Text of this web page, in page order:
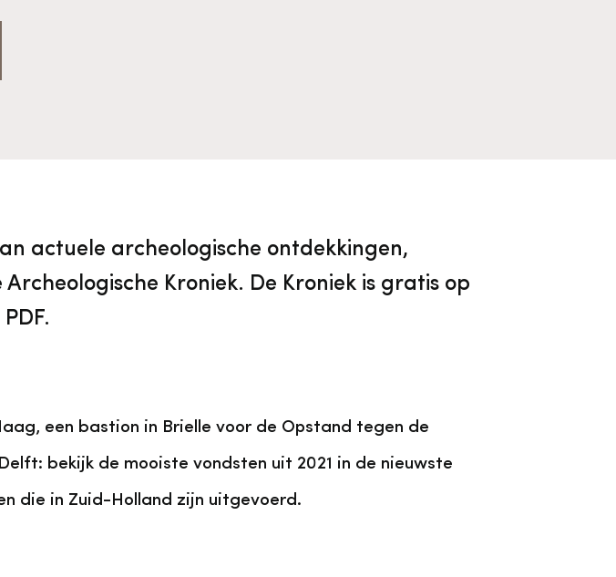
actuele archeologische ontdekkingen,
Kroniek. De Kroniek is gratis op
een bastion in Brielle voor de Opstand tegen de
bekijk de mooiste vondsten uit 2021 in de nieuwste
die in Zuid-Holland zijn uitgevoerd.